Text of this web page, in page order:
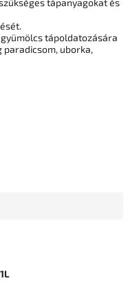
tápanyagokat és
tápoldatozására
paradicsom, uborka,